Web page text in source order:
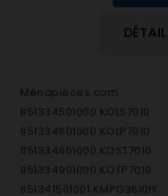
Ménapièces.com
851334501000 KOLS7010
851334601000 KOLP7010
851334801000 KOST7010
851334901000 KOTP7010
851341501001 KMPG3610IX